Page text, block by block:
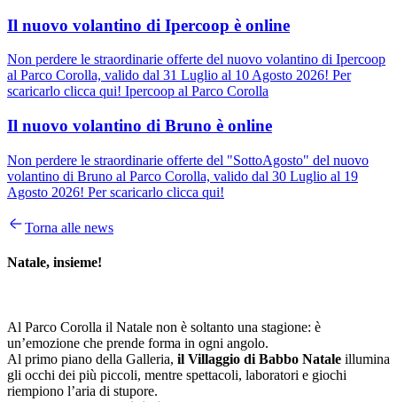
Il nuovo volantino di Ipercoop è online
Non perdere le straordinarie offerte del nuovo volantino di Ipercoop
al Parco Corolla, valido dal 31 Luglio al 10 Agosto 2026! Per
scaricarlo clicca qui! Ipercoop al Parco Corolla
Il nuovo volantino di Bruno è online
Non perdere le straordinarie offerte del "SottoAgosto" del nuovo
volantino di Bruno al Parco Corolla, valido dal 30 Luglio al 19
Agosto 2026! Per scaricarlo clicca qui!
Torna alle news
Natale, insieme!
Al Parco Corolla il Natale non è soltanto una stagione: è
un’emozione che prende forma in ogni angolo.
Al primo piano della Galleria, il Villaggio di Babbo Natale illumina
gli occhi dei più piccoli, mentre spettacoli, laboratori e giochi
riempiono l’aria di stupore.